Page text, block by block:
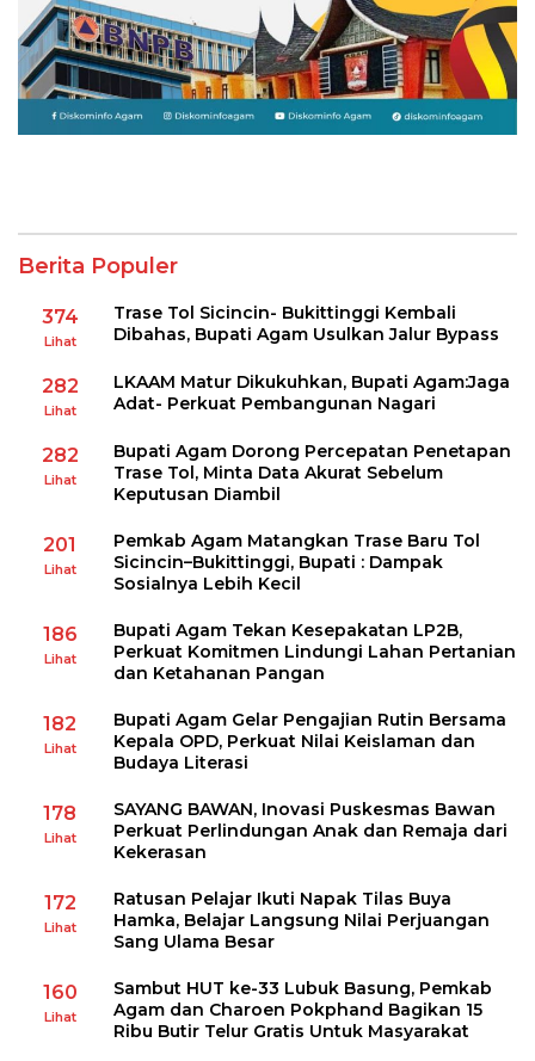
Berita Populer
374
Lihat
Trase Tol Sicincin- Bukittinggi Kembali
Dibahas, Bupati Agam Usulkan Jalur Bypass
282
Lihat
LKAAM Matur Dikukuhkan, Bupati Agam:Jaga
Adat- Perkuat Pembangunan Nagari
282
Lihat
Bupati Agam Dorong Percepatan Penetapan
Trase Tol, Minta Data Akurat Sebelum
Keputusan Diambil
201
Lihat
Pemkab Agam Matangkan Trase Baru Tol
Sicincin–Bukittinggi, Bupati : Dampak
Sosialnya Lebih Kecil
186
Lihat
Bupati Agam Tekan Kesepakatan LP2B,
Perkuat Komitmen Lindungi Lahan Pertanian
dan Ketahanan Pangan
182
Lihat
Bupati Agam Gelar Pengajian Rutin Bersama
Kepala OPD, Perkuat Nilai Keislaman dan
Budaya Literasi
178
Lihat
SAYANG BAWAN, Inovasi Puskesmas Bawan
Perkuat Perlindungan Anak dan Remaja dari
Kekerasan
172
Lihat
Ratusan Pelajar Ikuti Napak Tilas Buya
Hamka, Belajar Langsung Nilai Perjuangan
Sang Ulama Besar
160
Lihat
Sambut HUT ke-33 Lubuk Basung, Pemkab
Agam dan Charoen Pokphand Bagikan 15
Ribu Butir Telur Gratis Untuk Masyarakat